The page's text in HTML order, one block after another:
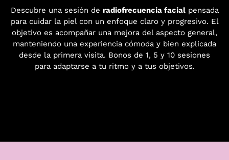
Descubre una sesión de radiofrecuencia facialpensada
para cuidar la piel con un enfoque claro y progresivo. El
objetivo es acompañar una mejora del aspecto general,
manteniendo una experiencia cómoda y bien explicada
desde la primera visita. Bonos de 1, 5 y 10 sesiones
para adaptarse a tu ritmo y a tus objetivos.